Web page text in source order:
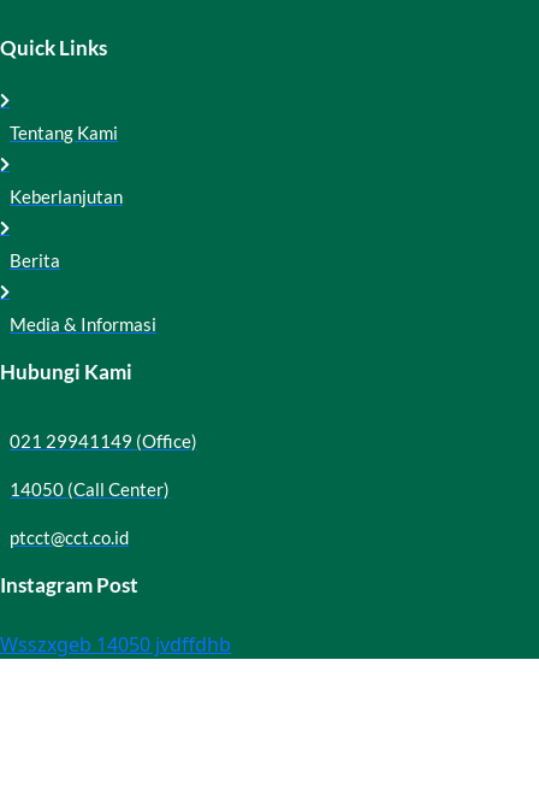
Quick Links
Tentang Kami
Keberlanjutan
Berita
Media & Informasi
Hubungi Kami
021 29941149 (Office)
14050 (Call Center)
ptcct@cct.co.id
Instagram Post
Wsszxgeb 14050 jvdffdhb